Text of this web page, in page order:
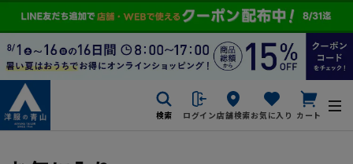
検索 ログイン店舗検索お気に入り カート